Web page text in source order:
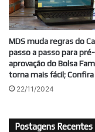
MDS muda regras do
passo a passo para pré-
aprovação do Bolsa
torna mais fácil; Confira
22/11/2024
Postagens Recentes